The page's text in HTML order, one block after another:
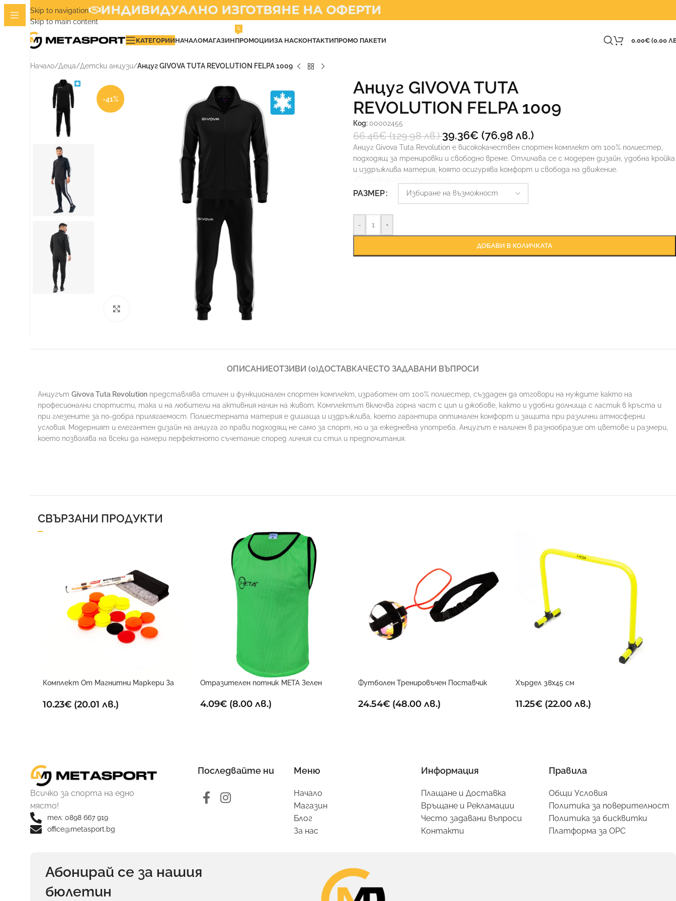
Skip to navigation
Skip to main content
ИНДИВИДУАЛНО ИЗГОТВЯНЕ НА ОФЕРТИ
КАТЕГОРИИНАЧАЛОМАГАЗИНПРОМОЦИИ
%
ЗА НАСКОНТАКТИПРОМО ПАКЕТИ 0.00€ (0.00
Начало/Деца/Детски анцузи/Анцуг GIVOVA TUTA REVOLUTION FELPA 1009
-41%
Анцуг GIVOVA TUTA
REVOLUTION FELPA 1009
Код: 00002455
66.46€(129.98 лв.)39.36€ (76.98 лв.)
Анцуг Givova Tuta Revolution е висококачествен спортен комплект от 100% полиестер,
подходящ за тренировки и свободно време. Отличава се с модерен дизайн, удобна кройка
и издръжлива материя, която осигурява комфорт и свобода на движение.
РАЗМЕР
- +
ДОБАВИ В КОЛИЧКАТА
ОПИСАНИЕОТЗИВИ (0)ДОСТАВКАЧЕСТО ЗАДАВАНИ ВЪПРОСИ
Анцугът Givova Tuta Revolution представлява стилен и функционален спортен комплект, изработен от 100% полиестер, създаден да отговори на нуждите както на
професионални спортисти, така и на любители на активния начин на живот. Комплектът включва горна част с цип и джобове, както и удобни долнища с ластик в кръста и
при глезените за по-добра прилягаемост. Полиестерната материя е дишаща и издръжлива, което гарантира оптимален комфорт и защита при различни атмосферни
условия. Модерният и елегантен дизайн на анцуга го прави подходящ не само за спорт, но и за ежедневна употреба. Анцугът е наличен в разнообразие от цветове и размери,
което позволява на всеки да намери перфектното съчетание според личния си стил и предпочитания.
СВЪРЗАНИ ПРОДУКТИ
Комплект От Магнитни Маркери За
10.23€ (20.01 лв.)
Отразителен потник META Зелен
4.09€ (8.00 лв.)
Футболен Тренировъчен Поставчик
24.54€(48.00 лв.)
Хърдел 38х45 см
11.25€ (22.00 лв.)
Всичко за спорта на едно
място!
тел: 0898 667 919
office@metasport.bg
Последвайте ни Меню
Начало
Магазин
Блог
За нас
Информация
Плащане и Доставка
Връщане и Рекламации
Често задавани въпроси
Контакти
Правила
Общи Условия
Политика за поверителност
Политика за бисквитки
Платформа за ОРС
Абонирай се за нашия
бюлетин